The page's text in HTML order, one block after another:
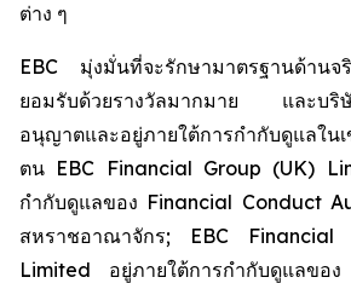
ต่าง ๆ
EBC มุ่งมั่นที่จะรักษามาตรฐานด้านจ
ยอมรับด้วยรางวัลมากมาย และบริษั
อนุญาตและอยู่ภายใต้การกำกับดูแลใน
ตน EBC Financial Group (UK)
กำกับดูแลของ Financial Conduct
สหราชอาณาจักร; EBC Financial
Limited อยู่ภายใต้การกำกับดูแลขอ